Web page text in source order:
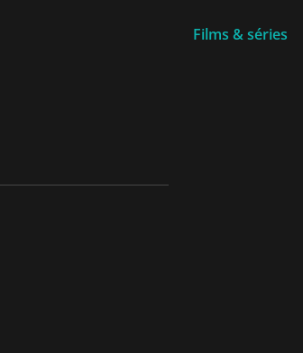
Films & séries